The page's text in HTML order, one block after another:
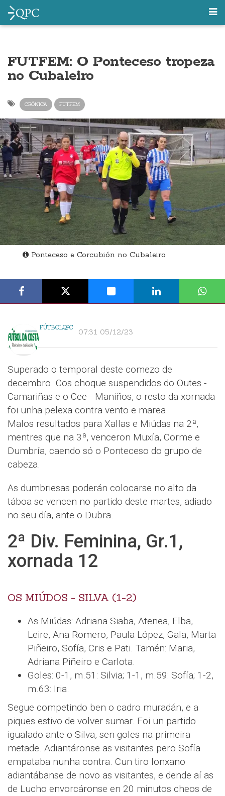
FUTFEM: O Ponteceso tropeza
no Cubaleiro
CRÓNICA FUTFEM
Ponteceso e Corcubión no Cubaleiro
FÚTBOLQPC 07:31 05/12/23
Superado o temporal deste comezo de
decembro. Cos choque suspendidos do Outes -
Camariñas e o Cee - Maniños, o resto da xornada
foi unha pelexa contra vento e marea.
Malos resultados para Xallas e Miúdas na 2ª,
mentres que na 3ª, venceron Muxía, Corme e
Dumbría, caendo só o Ponteceso do grupo de
cabeza.
As dumbriesas poderán colocarse no alto da
táboa se vencen no partido deste martes, adiado
no seu día, ante o Dubra.
2ª Div. Feminina, Gr.1,
xornada 12
OS MIÚDOS - SILVA (1-2)
As Miúdas: Adriana Siaba, Atenea, Elba,
Leire, Ana Romero, Paula López, Gala, Marta
Piñeiro, Sofía, Cris e Pati. Tamén: Maria,
Adriana Piñeiro e Carlota.
Goles: 0-1, m.51: Silvia; 1-1, m.59: Sofía; 1-2,
m.63: Iria.
Segue competindo ben o cadro muradán, e a
piques estivo de volver sumar. Foi un partido
igualado ante o Silva, sen goles na primeira
metade. Adiantáronse as visitantes pero Sofía
empataba nunha contra. Cun tiro lonxano
adiantábanse de novo as visitantes, e dende aí as
de Lucho envorcáronse en 20 minutos cheos de